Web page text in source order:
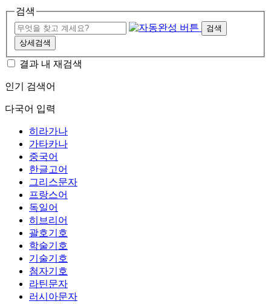
검색
검색
상세검색
결과 내 재검색
인기 검색어
다국어 입력
히라가나
가타카나
중국어
한글고어
그리스문자
프랑스어
독일어
히브리어
괄호기호
학술기호
기술기호
첨자기호
라틴문자
러시아문자